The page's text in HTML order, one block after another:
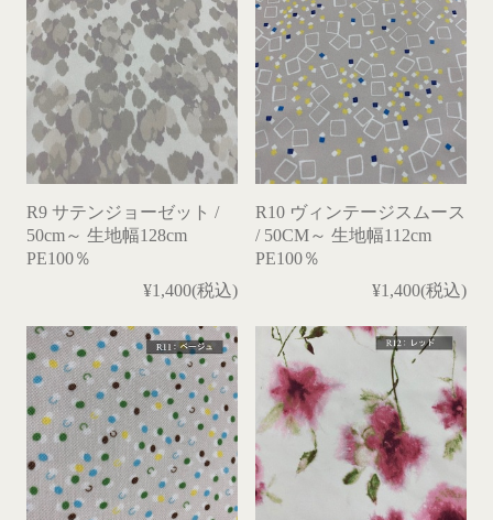
R9 サテンジョーゼット /
50cm～ 生地幅128cm
PE100％
¥1,400(税込)
R10 ヴィンテージスムース
/ 50CM～ 生地幅112cm
PE100％
¥1,400(税込)